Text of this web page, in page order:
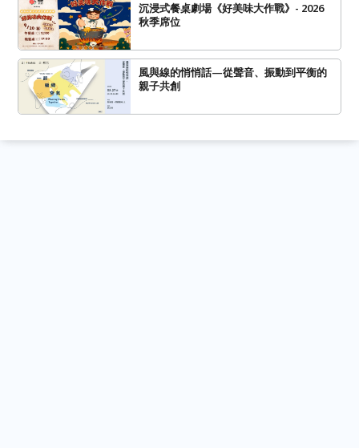
沉浸式餐桌劇場《好美味大作戰》- 2026
秋季席位
風與線的悄悄話—從聲音、振動到平衡的
親子共創